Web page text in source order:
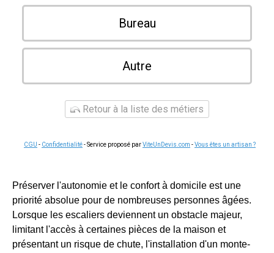
Bureau
Autre
Retour à la liste des métiers
CGU - Confidentialité- Service proposé parViteUnDevis.com -Vous êtes un artisan ?
Préserver l'autonomie et le confort à domicile est une
priorité absolue pour de nombreuses personnes âgées.
Lorsque les escaliers deviennent un obstacle majeur,
limitant l'accès à certaines pièces de la maison et
présentant un risque de chute, l'installation d'un monte-